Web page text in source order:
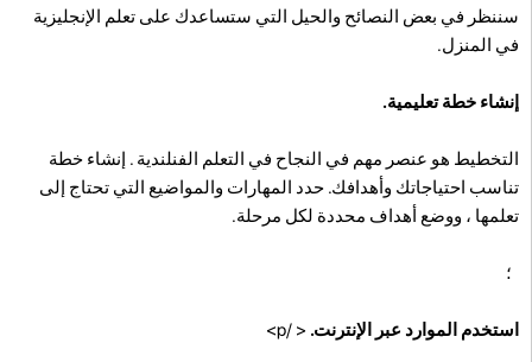
سننظر في بعض النصائح والحيل التي ستساعدك على تعلم الإنجليزية
في المنزل.
إنشاء خطة تعليمية.
التخطيط هو عنصر مهم في النجاح في التعلم الفنلندية . إنشاء خطة
تناسب احتياجاتك وأهدافك. حدد المهارات والمواضيع التي تحتاج إلى
تعلمها ، ووضع أهداف محددة لكل مرحلة.
؛
استخدم الموارد عبر الإنترنت. < /p>